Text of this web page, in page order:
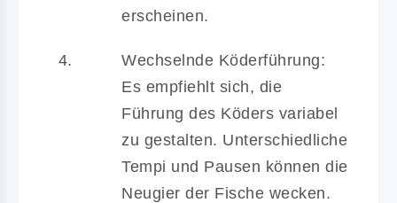
erscheinen.
Wechselnde Köderführung:
Es empfiehlt sich, die
Führung des Köders variabel
zu gestalten. Unterschiedliche
Tempi und Pausen können die
Neugier der Fische wecken.